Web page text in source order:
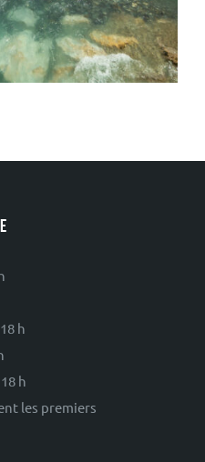
h
h
les premiers